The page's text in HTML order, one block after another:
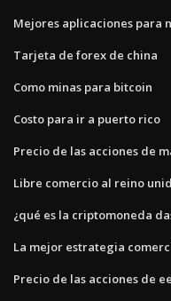
Mejores aplicaciones para
Tarjeta de forex de china
Como minas para bitcoin
Costo para ir a puerto rico
Precio de las acciones de
Libre comercio al reino
¿qué es la criptomoneda
La mejor estrategia
Precio de las acciones de